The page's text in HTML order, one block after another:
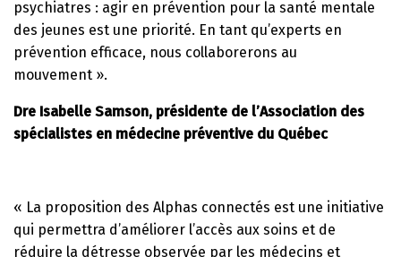
psychiatres : agir en prévention pour la santé mentale
des jeunes est une priorité. En tant qu’experts en
prévention efficace, nous collaborerons au
mouvement ».
Dre Isabelle Samson, présidente de l’Association des
spécialistes en médecine préventive du Québec
« La proposition des Alphas connectés est une initiative
qui permettra d’améliorer l’accès aux soins et de
réduire la détresse observée par les médecins et